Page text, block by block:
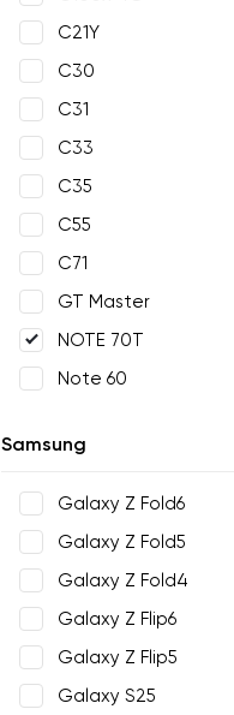
C21Y
C30
C31
C33
C35
C55
C71
GT Master
NOTE 70T
Note 60
Samsung
Galaxy Z Fold6
Galaxy Z Fold5
Galaxy Z Fold4
Galaxy Z Flip6
Galaxy Z Flip5
Galaxy S25